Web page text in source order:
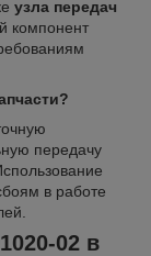
узла передач
компонент
передачу
в работе
02 в